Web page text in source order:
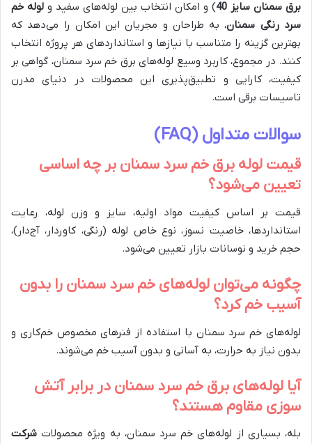
برق سمنان سایز 40
) و امکان انتخاب بین لوله‌های سفید و لوله خم
سرد رنگی سمنان، به طراحان و مجریان این امکان را می‌دهد که
بهترین گزینه را متناسب با نیازها و استانداردهای هر پروژه انتخاب
کنند. در مجموع، کاربرد وسیع لوله‌های برق خم سرد سمنان، گواهی بر
کیفیت، کارایی و تطبیق‌پذیری این محصولات در دنیای مدرن
تاسیسات برقی است.
سوالات متداول (FAQ)
قیمت لوله برق خم سرد سمنان بر چه اساسی
تعیین می‌شود؟
قیمت بر اساس کیفیت مواد اولیه، سایز و وزن لوله، رعایت
استانداردها، خاصیت نسوز، نوع خاص لوله (رنگی، کاوردار، آج‌دار)،
حجم خرید و نوسانات بازار تعیین می‌شود.
چگونه می‌توان لوله‌های خم سرد سمنان را بدون
آسیب خم کرد؟
لوله‌های خم سرد سمنان با استفاده از فنرهای مخصوص خم‌کاری و
بدون نیاز به حرارت، به آسانی و بدون آسیب خم می‌شوند.
آیا لوله‌های برق خم سرد سمنان در برابر آتش
سوزی مقاوم هستند؟
بله، بسیاری از لوله‌های خم سرد سمنان، به ویژه محصولات شرکت